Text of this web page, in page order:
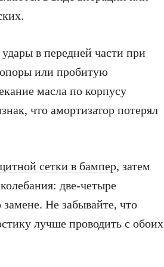
в передней части при
опоры или пробитую
масла по корпусу
что амортизатор потерял
сетки в бампер, затем
две-четыре
Не забывайте, что
лучше проводить с обоих